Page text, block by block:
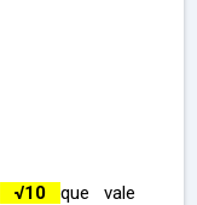
√10 que vale